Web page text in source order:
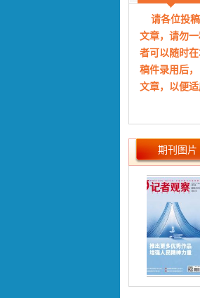
【出 处】
请各位投稿
文章，请勿
者可以随时
稿件录用后
文章，以便适
期刊图片